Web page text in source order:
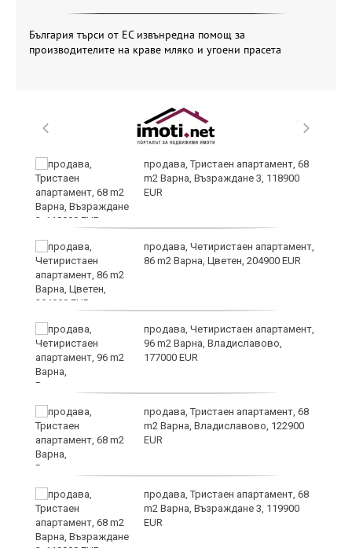
България търси от ЕС извънредна помощ за
производителите на краве мляко и угоени прасета
продава, Тристаен апартамент, 68
m2 Варна, Възраждане 3, 118900
EUR
продава, Четиристаен апартамент,
86 m2 Варна, Цветен, 204900 EUR
продава, Четиристаен апартамент,
96 m2 Варна, Владиславово,
177000 EUR
продава, Тристаен апартамент, 68
m2 Варна, Владиславово, 122900
EUR
продава, Тристаен апартамент, 68
m2 Варна, Възраждане 3, 119900
EUR